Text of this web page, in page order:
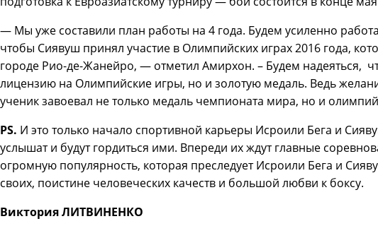
— Мы уже составили план работы на 4 года. Будем усиленно
чтобы Сиявуш принял участие в Олимпийских играх 2016 года,
городе Рио-де-Жанейро, — отметил Амирхон. – Будем надеяться,
лицензию на Олимпийские игры, но и золотую медаль. Ведь
ученик завоевал не только медаль чемпионата мира, но и
PS. И это только начало спортивной карьеры Исроили Бега и
услышат и будут гордиться ими. Впере­ди их ждут главные
огромную популярность, которая преследует Исроили Бега и
своих, поистине человеческих качеств и большой любви к боксу.
Виктория ЛИТВИНЕНКО